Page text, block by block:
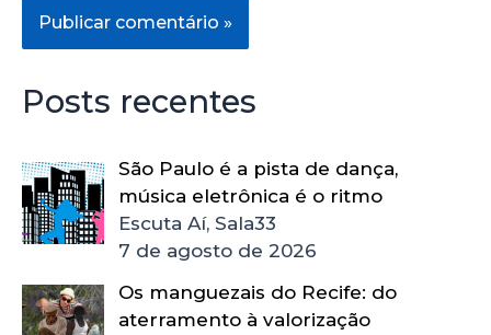
Posts recentes
São Paulo é a pista de dança,
música eletrônica é o ritmo
Escuta Aí, Sala33
7 de agosto de 2026
Os manguezais do Recife: do
aterramento à valorização